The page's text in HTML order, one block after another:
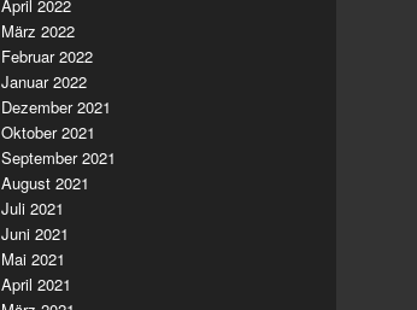
April 2022
März 2022
Februar 2022
Januar 2022
Dezember 2021
Oktober 2021
September 2021
August 2021
Juli 2021
Juni 2021
Mai 2021
April 2021